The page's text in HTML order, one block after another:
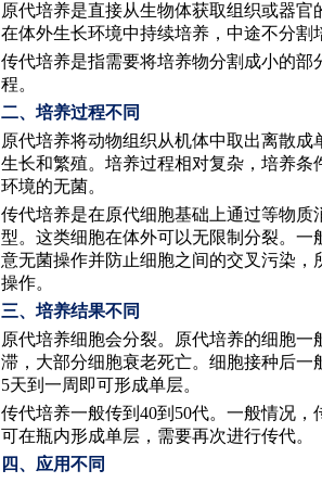
原代培养是直接从生物体获取组织或器
在体外生长环境中持续培养，中途不分割
传代培养是指需要将培养物分割成小的
程。
二、培养过程不同
原代培养将动物组织从机体中取出离散成
生长和繁殖。培养过程相对复杂，培养
环境的无菌。
传代培养是在原代细胞基础上通过等物
型。这类细胞在体外可以无限制分裂。
意无菌操作并防止细胞之间的交叉污染
操作。
三、培养结果不同
原代培养细胞会分裂。原代培养的细胞一
滞，大部分细胞衰老死亡。细胞接种后一
5天到一周即可形成单层。
传代培养一般传到 40到50代。一般情况
可在瓶内形成单层，需要再次进行传代。
四、应用不同